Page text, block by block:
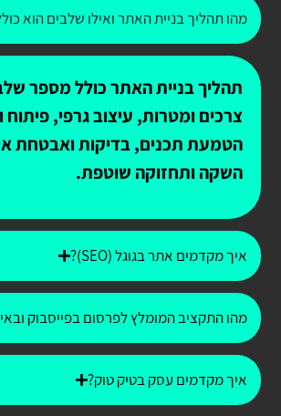
מהו תהליך בניית האתר ואילו שלבים הוא
תהליך בניית האתר כולל מספר
צרכים ומטרות, עיצוב גרפי, פיתוח
הטמעת תכנים, בדיקות ואבטחת
השקה ותחזוקה שוטפת.
איך מקדמים אתר בגוגל (SEO)?
מהו התקציב המומלץ לפרסום בפייסבוק
איך מקדמים עסק בטיק טוק?